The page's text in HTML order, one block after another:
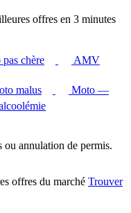
offres en 3 minutes
chère
AMV
malus
Moto —
annulation de permis.
offres du marché Trouver